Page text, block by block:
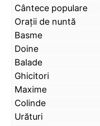
Cântece populare
Orații de nuntă
Basme
Doine
Balade
Ghicitori
Maxime
Colinde
Urături